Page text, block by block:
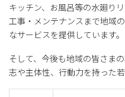
キッチン、お風呂等の水廻り
工事・メンテナンスまで地域
なサービスを提供しています。
そして、今後も地域の皆さま
志や主体性、行動力を持った